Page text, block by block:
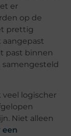
er
op de
prettig
past binnen
veel logischer
Niet alleen